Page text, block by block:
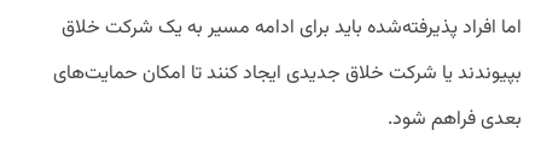
اما افراد پذیرفته‌شده باید برای ادامه مسیر به یک شرکت خلاق
بپیوندند یا شرکت خلاق جدیدی ایجاد کنند تا امکان حمایت‌های
بعدی فراهم شود.